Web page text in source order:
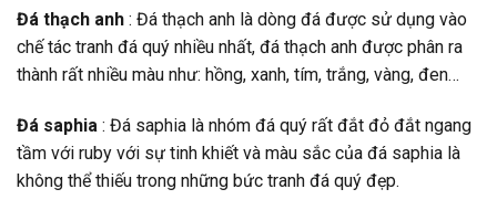
Đá thạch anh : Đá thạch anh là dòng đá được sử dụng vào
chế tác tranh đá quý nhiều nhất, đá thạch anh được phân ra
thành rất nhiều màu như: hồng, xanh, tím, trắng, vàng, đen…
Đá saphia : Đá saphia là nhóm đá quý rất đắt đỏ đắt ngang
tầm với ruby với sự tinh khiết và màu sắc của đá saphia là
không thể thiếu trong những bức tranh đá quý đẹp.